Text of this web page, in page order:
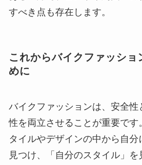
すべき点も存在します。
これからバイクファッショ
めに
バイクファッションは、安全性
性を両立させることが重要です
タイルやデザインの中から自分
見つけ、「自分のスタイル」を